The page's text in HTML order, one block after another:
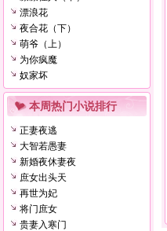
漂浪花
夜合花（下）
萌爷（上）
为你疯魔
奴家坏
本周热门小说排行
正妻夜逃
大智若愚妻
新婚夜休妻夜
庶女出头天
再世为妃
将门庶女
贵妻入寒门